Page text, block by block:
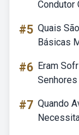
Condutor
#5 Quais
Básicas
#6 Eram
#7 Quando